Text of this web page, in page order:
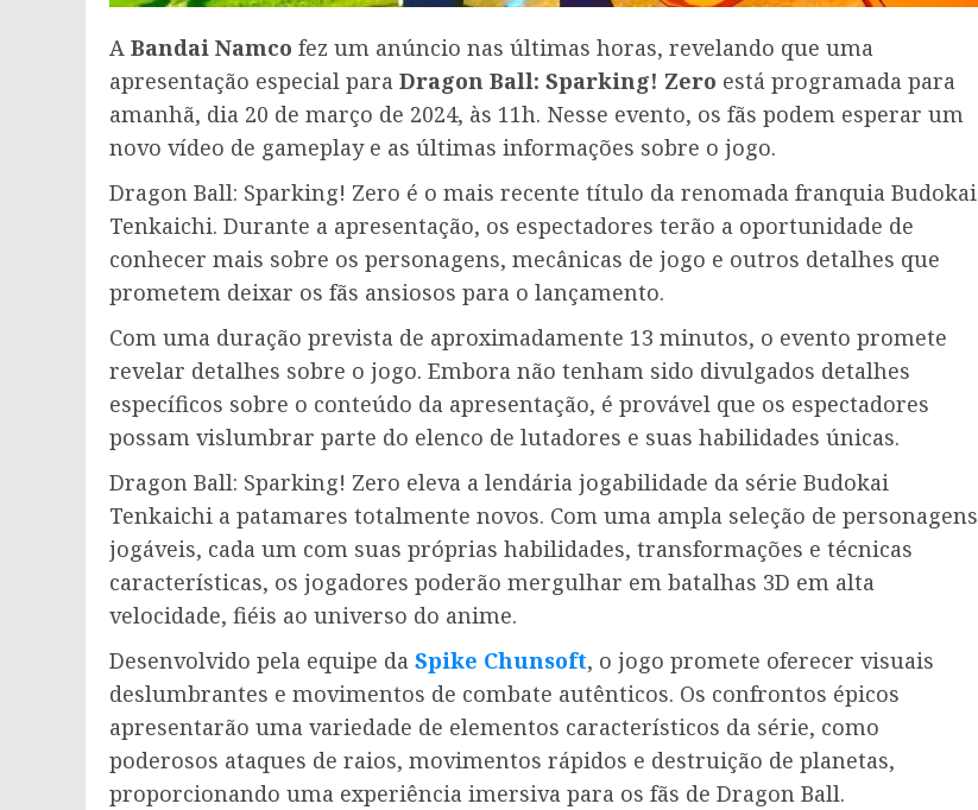
A Bandai Namco fez um anúncio nas últimas horas, revelando que uma
apresentação especial para Dragon Ball: Sparking! Zero está programada para
amanhã, dia 20 de março de 2024, às 11h. Nesse evento, os fãs podem esperar um
novo vídeo de gameplay e as últimas informações sobre o jogo.
Dragon Ball: Sparking! Zero é o mais recente título da renomada franquia Budokai
Tenkaichi. Durante a apresentação, os espectadores terão a oportunidade de
conhecer mais sobre os personagens, mecânicas de jogo e outros detalhes que
prometem deixar os fãs ansiosos para o lançamento.
Com uma duração prevista de aproximadamente 13 minutos, o evento promete
revelar detalhes sobre o jogo. Embora não tenham sido divulgados detalhes
específicos sobre o conteúdo da apresentação, é provável que os espectadores
possam vislumbrar parte do elenco de lutadores e suas habilidades únicas.
Dragon Ball: Sparking! Zero eleva a lendária jogabilidade da série Budokai
Tenkaichi a patamares totalmente novos. Com uma ampla seleção de personagens
jogáveis, cada um com suas próprias habilidades, transformações e técnicas
características, os jogadores poderão mergulhar em batalhas 3D em alta
velocidade, fiéis ao universo do anime.
Desenvolvido pela equipe da Spike Chunsoft, o jogo promete oferecer visuais
deslumbrantes e movimentos de combate autênticos. Os confrontos épicos
apresentarão uma variedade de elementos característicos da série, como
poderosos ataques de raios, movimentos rápidos e destruição de planetas,
proporcionando uma experiência imersiva para os fãs de Dragon Ball.